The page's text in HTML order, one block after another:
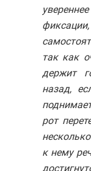
так как
держит
назад,
рот
к нему